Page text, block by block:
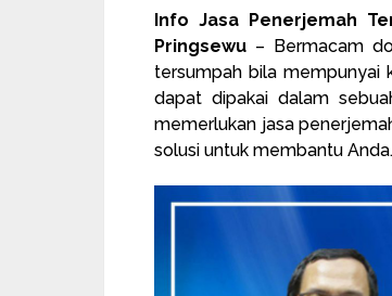
Info Jasa Penerjemah
Pringsewu – Bermacam
tersumpah bila mempunyai
dapat dipakai dalam
memerlukan jasa
solusi untuk membantu Anda.